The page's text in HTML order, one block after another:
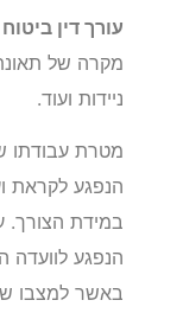
עורך דין
מקרה של
ניידות ועוד.
מטרת עבודתו
הנפגע לקראת
במידת הצורך.
הנפגע לוועדה
באשר למצבו